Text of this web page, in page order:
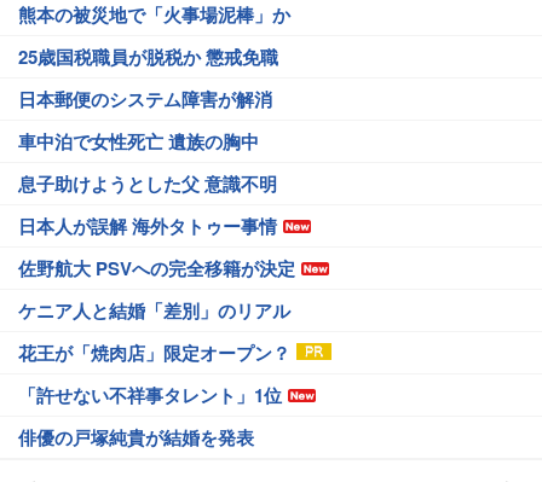
熊本の被災地で「火事場泥棒」か
25歳国税職員が脱税か 懲戒免職
日本郵便のシステム障害が解消
車中泊で女性死亡 遺族の胸中
息子助けようとした父 意識不明
日本人が誤解 海外タトゥー事情
佐野航大 PSVへの完全移籍が決定
ケニア人と結婚「差別」のリアル
花王が「焼肉店」限定オープン？
「許せない不祥事タレント」1位
俳優の戸塚純貴が結婚を発表